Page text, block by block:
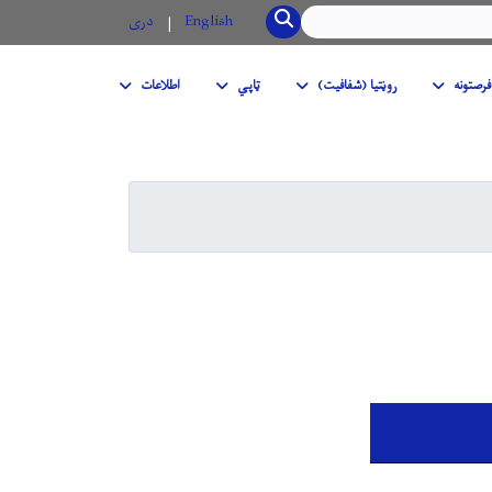
SEARCH
English دری
فرصتونه روڼتیا (شفافیت) ټاپي اطلاعات